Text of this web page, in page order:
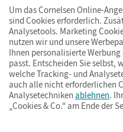
ImpressumAGBDatenschutz
Um das Cornelsen Online-
sind Cookies erforderlich.
Analysetools. Marketing
nutzen wir und unsere
Ihnen personalisierte
passt. Entscheiden Sie selbst,
welche Tracking- und
auch alle nicht erforderlichen
Analysetechniken ablehnen.
„Cookies & Co.“ am Ende der